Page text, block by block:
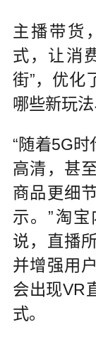
主播带货
式，让消
街”，优化
哪些新玩
“随着5G
高清，甚
商品更细
示。”淘
说，直播
并增强用
会出现VR
式。